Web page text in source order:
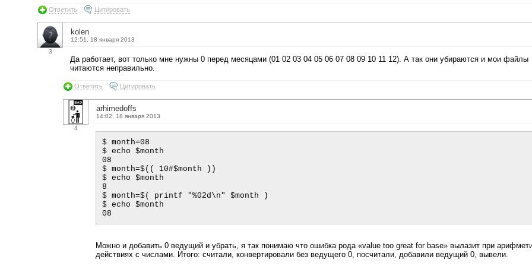
Ответить Цитировать
3
kolen
12:51, 18 января 2013
Да работает, вот только мне нужны 0 перед месяцами (01 02 03 04 05 06 07 08 09 10 11 12). А так они убираются и мои файлы
читаются неправильно.
Ответить Цитировать
4
arhimedoffs
14:02, 18 января 2013
$ month=08
$ echo $month
08
$ month=$(( 10#$month ))
$ echo $month
8
$ month=$( printf "%02d\n" $month )
$ echo $month
Можно и добавить 0 ведущий и убрать, я так понимаю что ошибка рода «value too great for base» вылазит при
действиях с числами. Итого: считали, конвертировали без ведущего 0, посчитали, добавили ведущий 0, вывели.